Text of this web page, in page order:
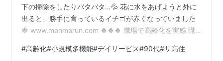
下の掃除をしたりバタバタ…💦 花に水をあげようと外に
出ると、勝手に育っているイチゴが赤くなっていました
🍓 www.manmarun.com 🍀🍀🍀 職場で高齢化を実感 職
ーム？とサ高住(サービス付き高齢者住宅)が併設されてい
#高齢化#小規模多機能#デイサービス#90代#サ高住